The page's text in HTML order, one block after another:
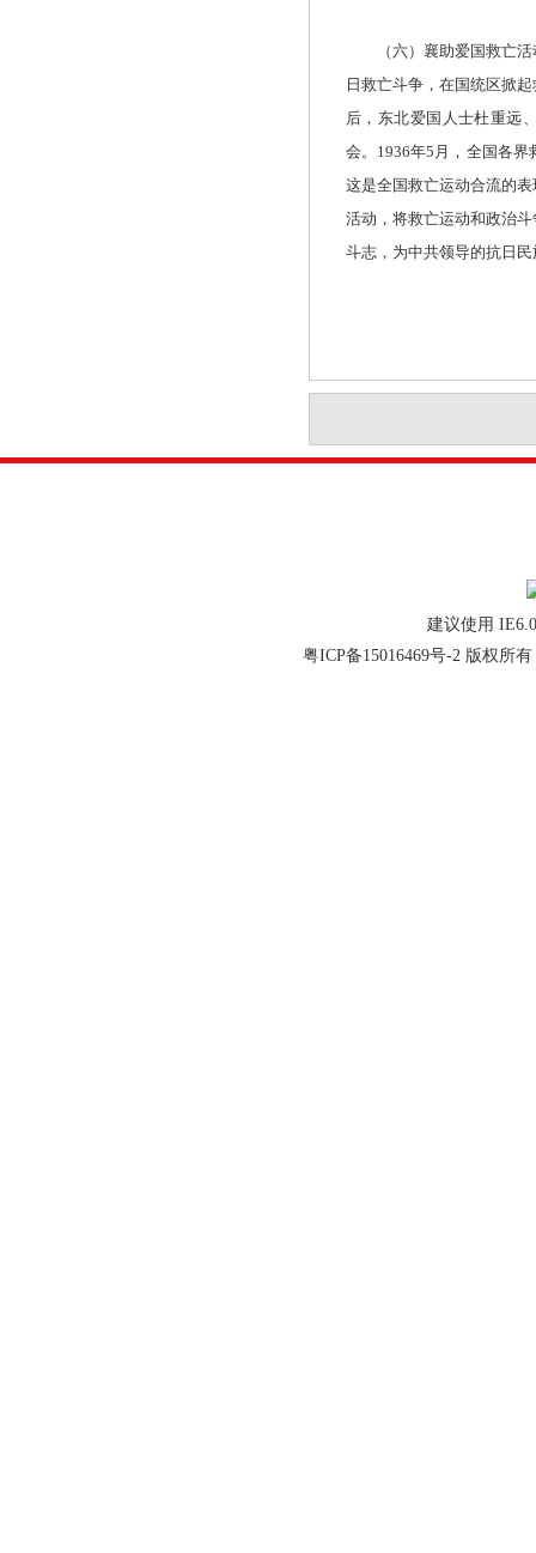
（六）襄助爱国救亡活
日救亡斗争，在国统区掀
后，东北爱国人士杜重远
会。1936年5月，全国各
这是全国救亡运动合流的
活动，将救亡运动和政治
斗志，为中共领导的抗日